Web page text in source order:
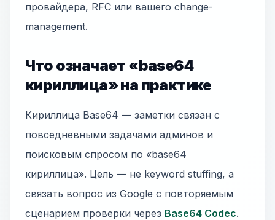
провайдера, RFC или вашего change-
management.
Что означает «base64
кириллица» на практике
Кириллица Base64 — заметки связан с
повседневными задачами админов и
поисковым спросом по «base64
кириллица». Цель — не keyword stuffing, а
связать вопрос из Google с повторяемым
сценарием проверки через Base64 Codec.